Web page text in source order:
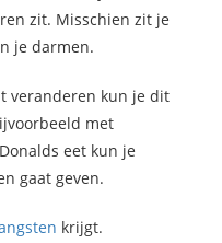
zit. Misschien zit je
je darmen.
veranderen kun je dit
met
eet kun je
gaat geven.
krijgt.